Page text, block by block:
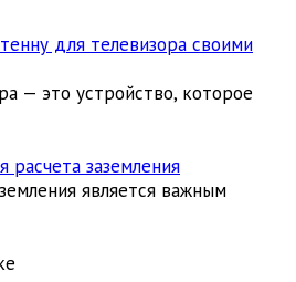
для телевизора своими
— это устройство, которое
заземления
является важным